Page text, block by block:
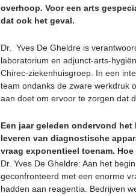
overhoop. Voor een arts
dat ook het geval.
Dr. Yves De Gheldre is
laboratorium en adjunct-arts-
Chirec-ziekenhuisgroep. In een
team ondanks de zware werkdruk
aan doet om ervoor te zorgen dat
Een jaar geleden ondervond
leveren van diagnostische
vraag exponentieel toenam.
Dr. Yves De Gheldre: Aan het
geconfronteerd met een enorme
hadden aan reagentia. Bedrijven